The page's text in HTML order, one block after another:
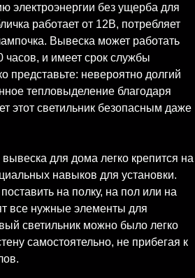
электроэнергии без ущерба для
работает от 12В, потребляет
Вывеска может работать
часов, и имеет срок службы
представьте: невероятно долгий
тепловыделение благодаря
этот светильник безопасным даже
для дома легко крепится на
навыков для установки.
на полку, на пол или на
все нужные элементы для
светильник можно было легко
самостоятельно, не прибегая к